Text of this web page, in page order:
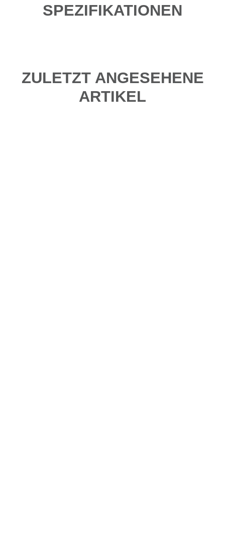
SPEZIFIKATIONEN
ZULETZT ANGESEHENE
ARTIKEL